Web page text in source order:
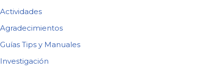
Actividades
Agradecimientos
Guías Tips y Manuales
Investigación